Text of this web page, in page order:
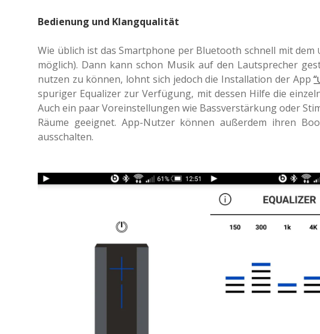
Bedienung und Klangqualität
Wie üblich ist das Smart­phone per Blue­tooth schnell mit dem
mög­lich). Dann kann schon Musik auf den Laut­spre­cher
nutzen zu können, lohnt sich jedoch die Instal­la­ti­on der App“
spu­ri­ger Equa­li­zer zur Ver­fü­gung, mit dessen Hilfe die
Auch ein paar Vor­ein­stel­lun­gen wie Bass­ver­stär­kung oder
Räume geeig­net. App-Nutzer können außer­dem ihren
ausschalten.